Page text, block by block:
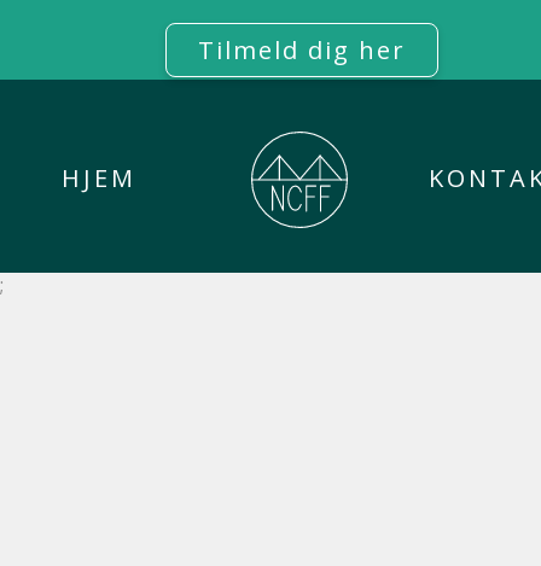
Tilmeld dig her
HJEM
;